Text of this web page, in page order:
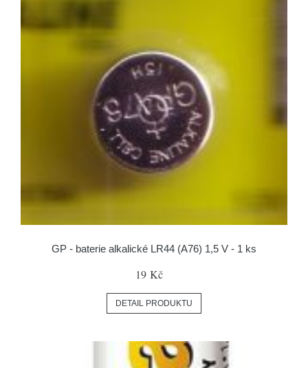
GP - baterie alkalické LR44 (A76) 1,5 V - 1 ks
19 Kč
DETAIL PRODUKTU